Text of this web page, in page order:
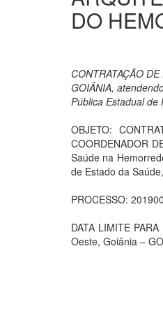
DO
CONTRATAÇÃO
GOIÂNIA,
Pública Estadual de
OBJETO:
COORDENADOR
Saúde na
de Estado da
PROCESSO:
DATA LIMITE
Oeste, Goiânia –